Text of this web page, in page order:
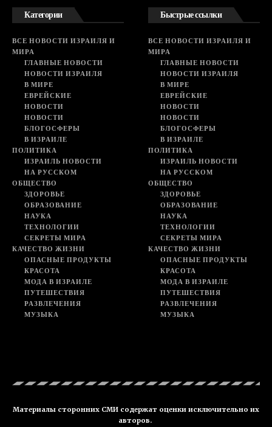
Категории
ВСЕ НОВОСТИ ИЗРАИЛЯ И
МИРА
ГЛАВНЫЕ НОВОСТИ
НОВОСТИ ИЗРАИЛЯ
В МИРЕ
ЕВРЕЙСКИЕ
НОВОСТИ
НОВОСТИ
БЛОГОСФЕРЫ
В ИЗРАИЛЕ
ПОЛИТИКА
ИЗРАИЛЬ НОВОСТИ
НА РУССКОМ
ОБЩЕСТВО
ЗДОРОВЬЕ
ОБРАЗОВАНИЕ
НАУКА
ТЕХНОЛОГИИ
СЕКРЕТЫ МИРА
КАЧЕСТВО ЖИЗНИ
ОПАСНЫЕ ПРОДУКТЫ
КРАСОТА
МОДА В ИЗРАИЛЕ
ПУТЕШЕСТВИЯ
РАЗВЛЕЧЕНИЯ
МУЗЫКА
Быстрые ссылки
ВСЕ НОВОСТИ ИЗРАИЛЯ И
МИРА
ГЛАВНЫЕ НОВОСТИ
НОВОСТИ ИЗРАИЛЯ
В МИРЕ
ЕВРЕЙСКИЕ
НОВОСТИ
НОВОСТИ
БЛОГОСФЕРЫ
В ИЗРАИЛЕ
ПОЛИТИКА
ИЗРАИЛЬ НОВОСТИ
НА РУССКОМ
ОБЩЕСТВО
ЗДОРОВЬЕ
ОБРАЗОВАНИЕ
НАУКА
ТЕХНОЛОГИИ
СЕКРЕТЫ МИРА
КАЧЕСТВО ЖИЗНИ
ОПАСНЫЕ ПРОДУКТЫ
КРАСОТА
МОДА В ИЗРАИЛЕ
ПУТЕШЕСТВИЯ
РАЗВЛЕЧЕНИЯ
МУЗЫКА
Материалы сторонних СМИ содержат оценки исключительно их
авторов.